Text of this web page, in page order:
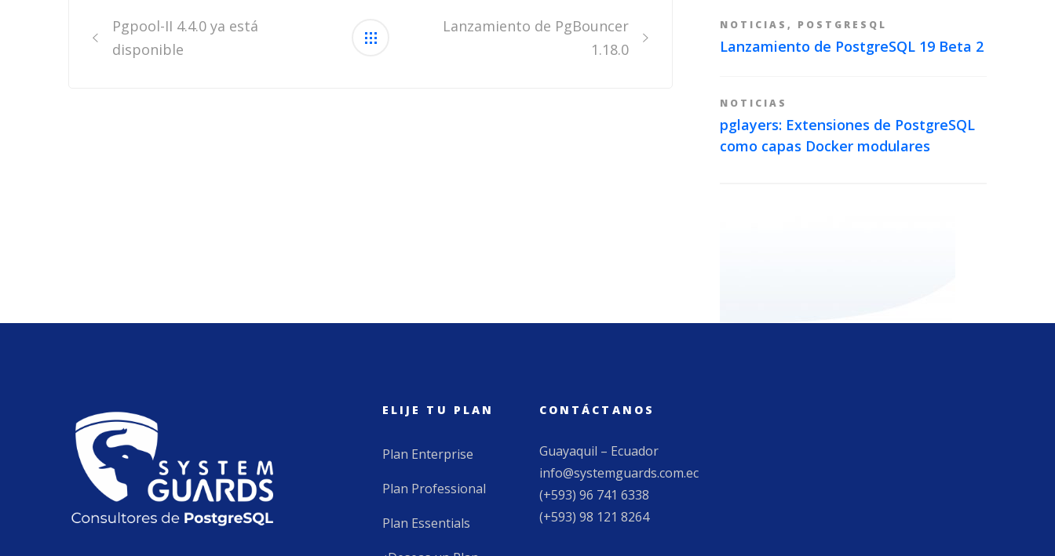
navigation
Pgpool-II 4.4.0 ya está
disponible
Lanzamiento de PgBouncer
1.18.0
NOTICIAS , POSTGRESQL
Lanzamiento de PostgreSQL 19 Beta 2
NOTICIAS
pglayers: Extensiones de PostgreSQL
como capas Docker modulares
ELIJE TU PLAN
Plan Enterprise
Plan Professional
Plan Essentials
CONTÁCTANOS
Guayaquil – Ecuador
info@systemguards.com.ec
(+593) 96 741 6338
(+593) 98 121 8264